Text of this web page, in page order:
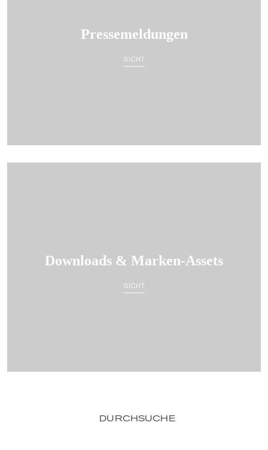
Pressemeldungen
SICHT
Downloads & Marken-Assets
SICHT
DURCHSUCHE